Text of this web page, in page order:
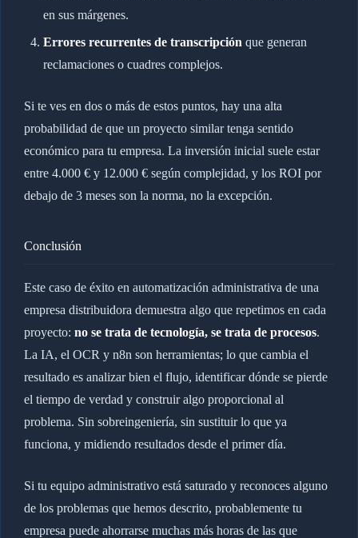
en sus márgenes.
Errores recurrentes de transcripción que generan
reclamaciones o cuadres complejos.
Si te ves en dos o más de estos puntos, hay una alta
probabilidad de que un proyecto similar tenga sentido
económico para tu empresa. La inversión inicial suele estar
entre 4.000 € y 12.000 € según complejidad, y los ROI por
debajo de 3 meses son la norma, no la excepción.
Conclusión
Este caso de éxito en automatización administrativa de una
empresa distribuidora demuestra algo que repetimos en cada
proyecto: no se trata de tecnología, se trata de procesos.
La IA, el OCR y n8n son herramientas; lo que cambia el
resultado es analizar bien el flujo, identificar dónde se pierde
el tiempo de verdad y construir algo proporcional al
problema. Sin sobreingeniería, sin sustituir lo que ya
funciona, y midiendo resultados desde el primer día.
Si tu equipo administrativo está saturado y reconoces alguno
de los problemas que hemos descrito, probablemente tu
empresa puede ahorrarse muchas más horas de las que